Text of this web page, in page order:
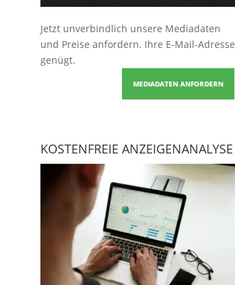
Jetzt unverbindlich unsere Mediadaten
und Preise anfordern. Ihre E-Mail-Adresse
genügt.
MEDIADATEN ANFORDERN
KOSTENFREIE ANZEIGENANALYSE